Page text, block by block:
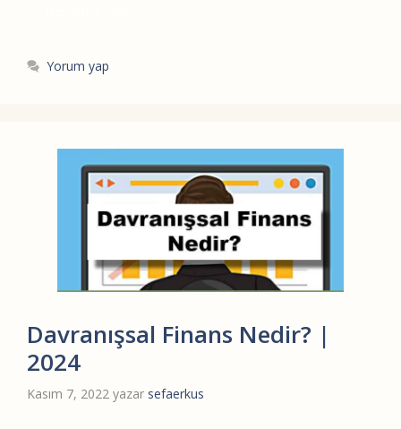
Yorum yap
Davranışsal Finans Nedir? |
2024
Kasım 7, 2022 yazar sefaerkus